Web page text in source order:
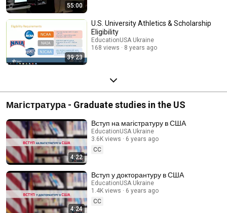
55:00
39:23
U.S. University Athletics & Scholarship
Eligibility
EducationUSA Ukraine
168 views
8 years ago
Магістратура - Graduate studies in the US
4:22
Вступ на магістратуру в США
EducationUSA Ukraine
3.6K views
6 years ago
CC
4:24
Вступ у докторантуру в США
EducationUSA Ukraine
1.4K views
6 years ago
CC